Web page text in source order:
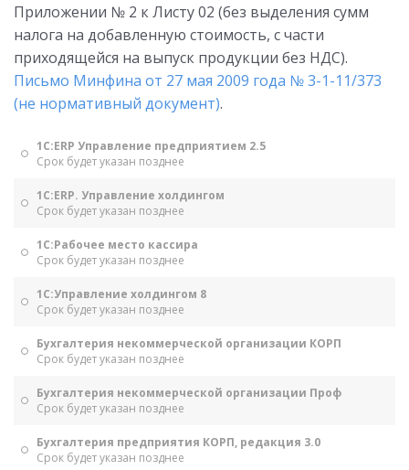
Приложении № 2 к Листу 02 (без выделения сумм
налога на добавленную стоимость, с части
приходящейся на выпуск продукции без НДС).
Письмо Минфина от 27 мая 2009 года № 3-1-11/373
(не нормативный документ).
1С:ERP Управление предприятием 2.5
Срок будет указан позднее
1С:ERP. Управление холдингом
Срок будет указан позднее
1С:Рабочее место кассира
Срок будет указан позднее
1С:Управление холдингом 8
Срок будет указан позднее
Бухгалтерия некоммерческой организации КОРП
Срок будет указан позднее
Бухгалтерия некоммерческой организации Проф
Срок будет указан позднее
Бухгалтерия предприятия КОРП, редакция 3.0
Срок будет указан позднее